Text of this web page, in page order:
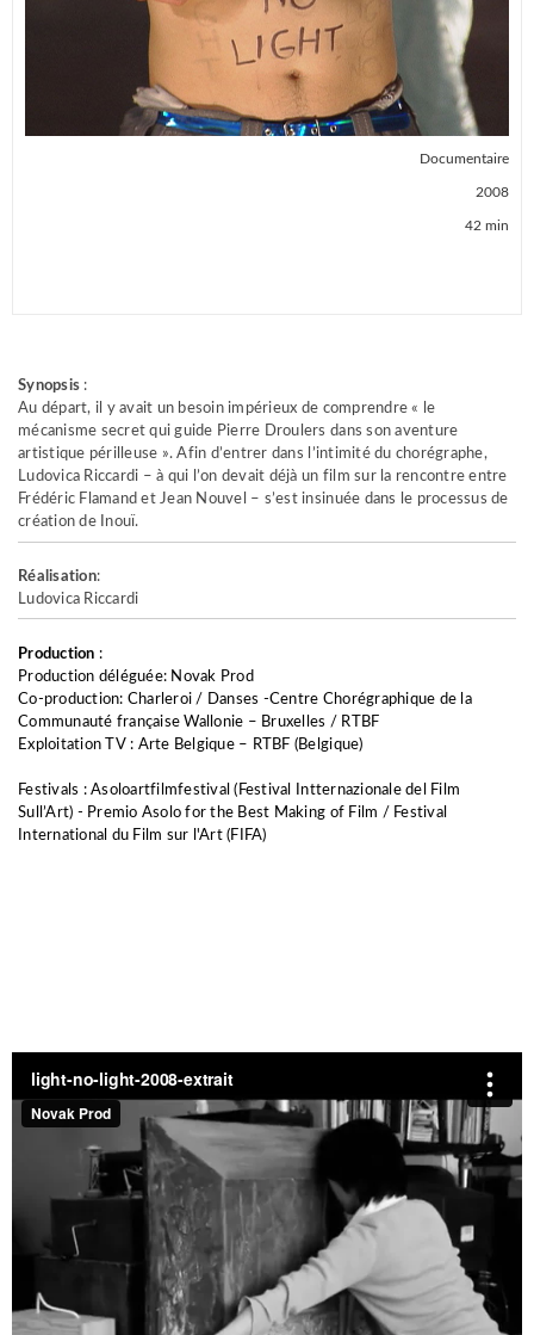
Synopsis :
Au départ, il y avait un besoin impérieux de comprendre « le
mécanisme secret qui guide Pierre Droulers dans son aventure
artistique périlleuse ». Afin d’entrer dans l’intimité du chorégraphe,
Ludovica Riccardi – à qui l’on devait déjà un film sur la rencontre entre
Frédéric Flamand et Jean Nouvel – s’est insinuée dans le processus de
création de Inouï.
Réalisation:
Ludovica Riccardi
Production :
Production déléguée: Novak Prod
Co-production: Charleroi / Danses -Centre Chorégraphique de la
Communauté française Wallonie – Bruxelles / RTBF
Exploitation TV : Arte Belgique – RTBF (Belgique)
Festivals : Asoloartfilmfestival (Festival Intternazionale del Film
Sull’Art) - Premio Asolo for the Best Making of Film / Festival
International du Film sur l'Art (FIFA)
Documentaire
2008
42 min